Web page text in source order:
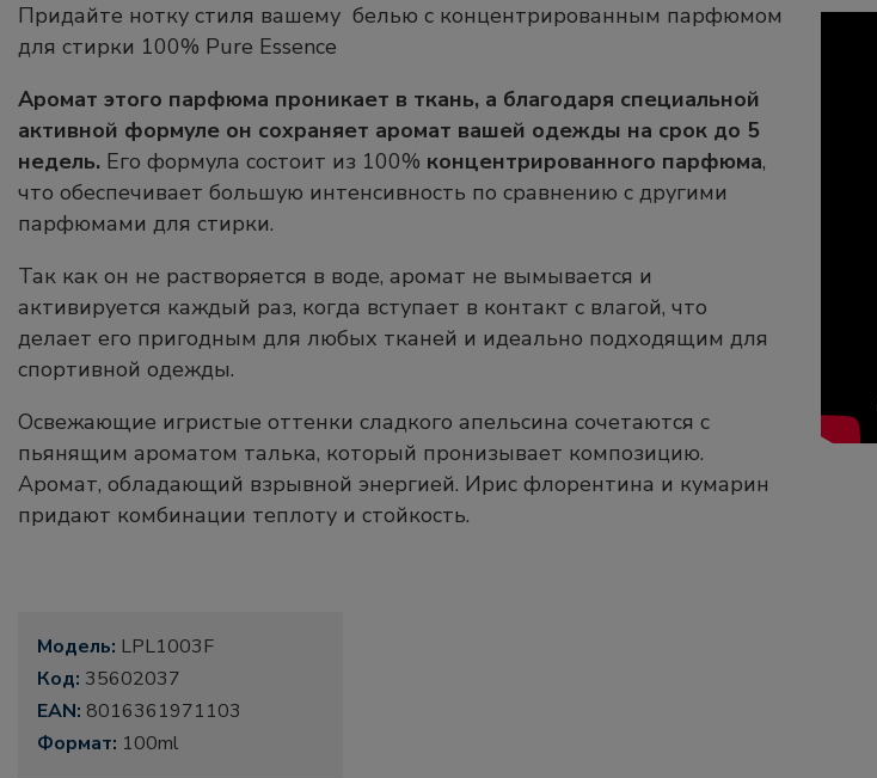
Придайте нотку стиля вашему белью с концентрированным парфюмом
для стирки 100% Pure Essence
Аромат этого парфюма проникает в ткань, а благодаря специальной
активной формуле он сохраняет аромат вашей одежды на срок до 5
недель. Его формула состоит из 100% концентрированного парфюма,
что обеспечивает большую интенсивность по сравнению с другими
парфюмами для стирки.
Так как он не растворяется в воде, аромат не вымывается и
активируется каждый раз, когда вступает в контакт с влагой, что
делает его пригодным для любых тканей и идеально подходящим для
спортивной одежды.
Освежающие игристые оттенки сладкого апельсина сочетаются с
пьянящим ароматом талька, который пронизывает композицию.
Аромат, обладающий взрывной энергией. Ирис флорентина и кумарин
придают комбинации теплоту и стойкость.
Модель: LPL1003F
Код: 35602037
EAN: 8016361971103
Формат: 100ml